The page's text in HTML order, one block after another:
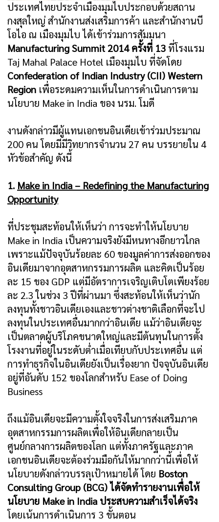
ประเทศไทยประจำเมืองมุมไบประกอบด้วยสถาน
กงสุลใหญ่ สำนักงานส่งเสริมการค้า และสำนักงานบี
โอไอ ณ เมืองมุมไบ ได้เข้าร่วมการสัมมนา
Manufacturing Summit 2014 ครั้งที่ 13 ที่โรงแรม
Taj Mahal Palace Hotel เมืองมุมไบ ที่จัดโดย
Confederation of Indian Industry (CII) Western
Region เพื่อระดมความเห็นในการดำเนินการตาม
นโยบาย Make in India ของ นรม. โมดี
งานดังกล่าวมีผู้แทนเอกชนอินเดียเข้าร่วมประมาณ
200 คน โดยมีมีวิทยากรจำนวน 27 คน บรรยายใน 4
หัวข้อสำคัญ ดังนี้
1. Make in India – Redefining the Manufacturing
Opportunity
ที่ประชุมสะท้อนให้เห็นว่า การจะทำให้นโยบาย
Make in India เป็นความจริงยังมีหนทางอีกยาวไกล
เพราะแม้ปัจจุบันร้อยละ 60 ของมูลค่าการส่งออกของ
อินเดียมาจากอุตสาหกรรมการผลิต และคิดเป็นร้อย
ละ 15 ของ GDP แต่มีอัตราการเจริญเติบโตเพียงร้อย
ละ 2.3 ในช่วง 3 ปีที่ผ่านมา ซึ่งสะท้อนให้เห็นว่านัก
ลงทุนทั้งชาวอินเดียเองและชาวต่างชาติเลือกที่จะไป
ลงทุนในประเทศอื่นมากกว่าอินเดีย แม้ว่าอินเดียจะ
เป็นตลาดผู้บริโภคขนาดใหญ่และมีต้นทุนในการตั้ง
โรงงานที่อยู่ในระดับต่ำเมื่อเทียบกับประเทศอื่น แต่
การทำธุรกิจในอินเดียยังเป็นเรื่องยาก ปัจจุบันอินเดีย
อยู่ที่อันดับ 152 ของโลกสำหรับ Ease of Doing
Business
ถึงแม้อินเดียจะมีความตั้งใจจริงในการส่งเสริมภาค
อุตสาหกรรมการผลิตเพื่อให้อินเดียกลายเป็น
ศูนย์กลางการผลิตของโลก แต่ทั้งภาครัฐและภาค
เอกชนอินเดียจะต้องร่วมมือกันให้มากกว่านี้เพื่อให้
นโยบายดังกล่าวบรรลุเป้าหมายได้ โดย Boston
Consulting Group (BCG) ได้จัดทำรายงานเพื่อให้
นโยบาย Make in India ประสบความสำเร็จได้จริง
โดยเน้นการดำเนินการ 3 ขั้นตอน